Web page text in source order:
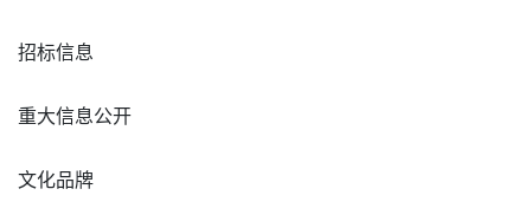
招标信息
重大信息公开
文化品牌